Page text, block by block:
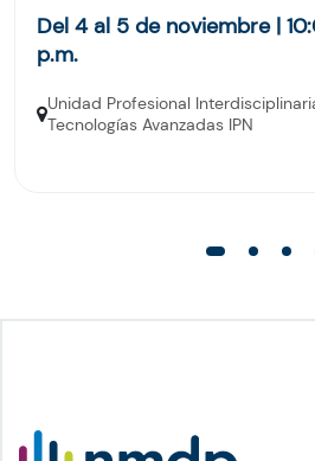
Del 4 al 5 de noviembre |
p.m.
Unidad Profesional
Tecnologías Avanzadas IPN